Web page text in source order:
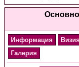
Информация Визия
Галерия